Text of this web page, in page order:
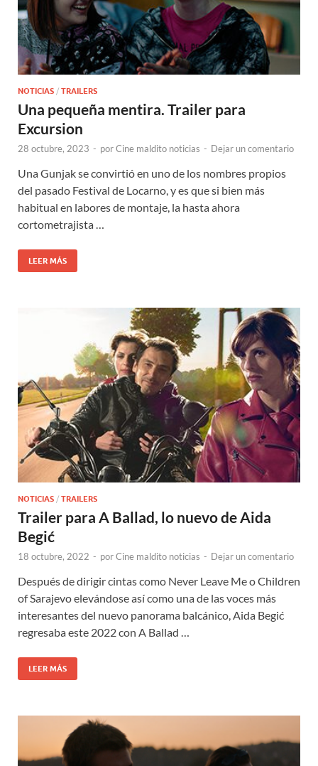
NOTICIAS / TRAILERS
Una pequeña mentira. Trailer para
Excursion
28 octubre, 2023 - porCine maldito noticias - Dejar un comentario
Una Gunjak se convirtió en uno de los nombres propios
del pasado Festival de Locarno, y es que si bien más
habitual en labores de montaje, la hasta ahora
cortometrajista …
LEER MÁS
NOTICIAS / TRAILERS
Trailer para A Ballad, lo nuevo de Aida
Begić
18 octubre, 2022 - porCine maldito noticias - Dejar un comentario
Después de dirigir cintas como Never Leave Me o Children
of Sarajevo elevándose así como una de las voces más
interesantes del nuevo panorama balcánico, Aida Begić
regresaba este 2022 con A Ballad …
LEER MÁS